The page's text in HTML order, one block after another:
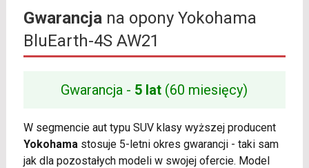
Gwarancjana opony Yokohama
BluEarth-4S AW21
Gwarancja - 5 lat (60 miesięcy)
W segmencie aut typu SUV klasy wyższej producent
Yokohamastosuje 5-letni okres gwarancji - taki sam
jak dla pozostałych modeli w swojej ofercie. Model